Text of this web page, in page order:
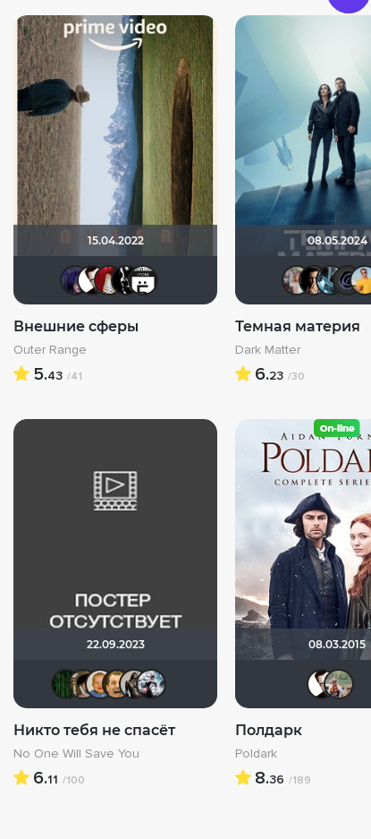
15.04.2022
ЖIНОЧКА
Helpful & Pleasant
METER-RULE
Внешние сферы
Outer Range
5.43 /41
08.05.2024
Темная материя
Dark Matter
6.23 /30
22.09.2023
Matrixabibaswork
Никто тебя не спасёт
No One Will Save You
6.11 /100
08.03.2015
Полдарк
Poldark
8.36 /189